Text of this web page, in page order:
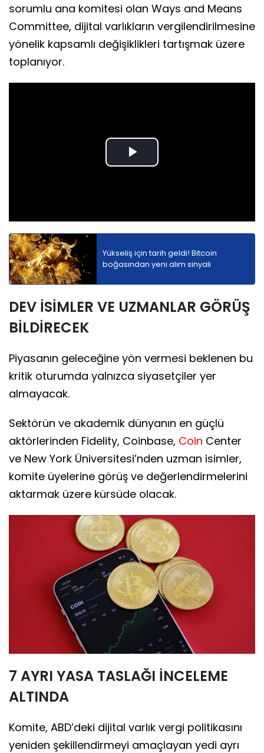
sorumlu ana komitesi olan Ways and Means
Committee, dijital varlıkların vergilendirilmesine
yönelik kapsamlı değişiklikleri tartışmak üzere
toplanıyor.
Play
Yükseliş için tarih geldi! Bitcoin
boğasından yeni alım sinyali
DEV İSİMLER VE UZMANLAR GÖRÜŞ
BİLDİRECEK
Piyasanın geleceğine yön vermesi beklenen bu
kritik oturumda yalnızca siyasetçiler yer
almayacak.
Sektörün ve akademik dünyanın en güçlü
aktörlerinden Fidelity, Coinbase, Coin Center
ve New York Üniversitesi’nden uzman isimler,
komite üyelerine görüş ve değerlendirmelerini
aktarmak üzere kürsüde olacak.
7 AYRI YASA TASLAĞI İNCELEME
ALTINDA
Komite, ABD’deki dijital varlık vergi politikasını
yeniden şekillendirmeyi amaçlayan yedi ayrı